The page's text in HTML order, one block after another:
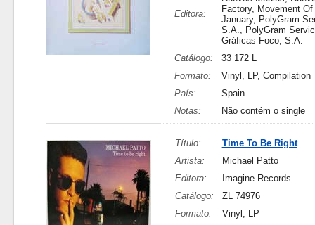
Editora:
Factory, Movement Of
January, PolyGram
S.A., PolyGram
Gráficas Foco, S.A.
Catálogo:
33 172 L
Formato:
Vinyl, LP, Compilation
País:
Spain
Notas:
Não contém o single
Título:
Time To Be Right
Artista:
Michael Patto
Editora:
Imagine Records
Catálogo:
ZL 74976
Formato:
Vinyl, LP